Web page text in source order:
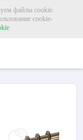
файлы cookie.
cookie-
Ø16Р/16Р